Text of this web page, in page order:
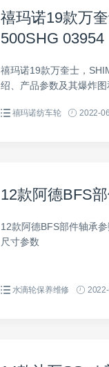
禧玛诺19款万
500SHG 03954
禧玛诺19款万奎士，
绍、产品参数及其爆炸
禧玛诺纺车轮 2022-
12款阿德BFS
12款阿德BFS部件轴承
尺寸参数
水滴轮保养维修